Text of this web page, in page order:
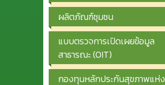
ผลิตภัณฑ์ชุมชน
แบบตรวจการเปิดเผยข้อมูล
สาธารณะ (OIT)
กองทุนหลักประกันสุขภาพแห่ง